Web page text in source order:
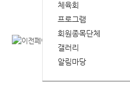
체육회
프로그램
회원종목단체
갤러리
알림마당